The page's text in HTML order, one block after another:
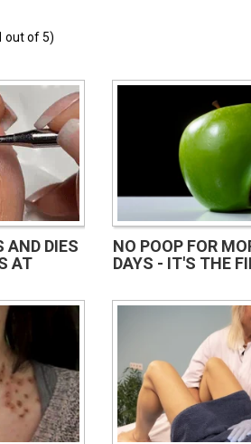
out of 5)
AND DIES
AT
NO POOP FOR
DAYS - IT'S THE